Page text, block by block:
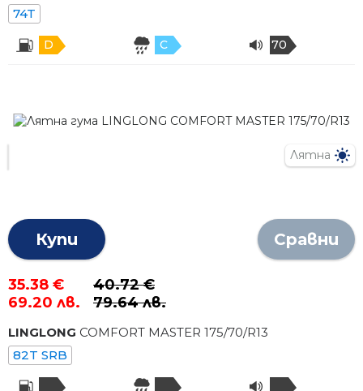
74T
D C 70
Лятна
Купи Сравни
35.38 €
69.20 лв.
40.72 €
79.64 лв.
LINGLONG COMFORT MASTER 175/70/R13
82T SRB